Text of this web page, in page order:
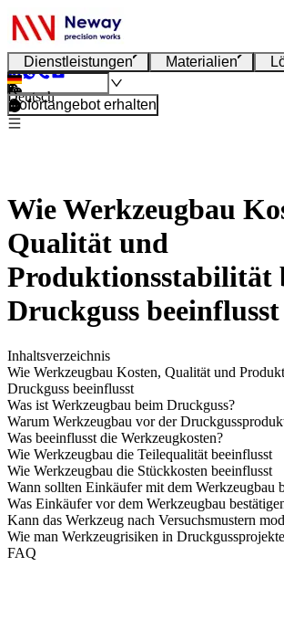
Dienstleistungen Materialien
Deutsch
Sofortangebot erhalten
Wie Werkzeugbau
Qualität und
Produktionsstabilität
Druckguss beeinflusst
Inhaltsverzeichnis
Wie Werkzeugbau Kosten, Qualität und
Druckguss beeinflusst
Was ist Werkzeugbau beim Druckguss?
Warum Werkzeugbau vor der
Was beeinflusst die Werkzeugkosten?
Wie Werkzeugbau die Teilequalität beeinflusst
Wie Werkzeugbau die Stückkosten beeinflusst
Wann sollten Einkäufer mit dem Werkzeugbau
Was Einkäufer vor dem Werkzeugbau
Kann das Werkzeug nach Versuchsmustern
Wie man Werkzeugrisiken in
FAQ